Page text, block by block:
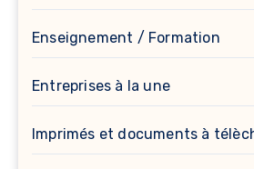
Enseignement / Formation
Entreprises à la une
Imprimés et documents à